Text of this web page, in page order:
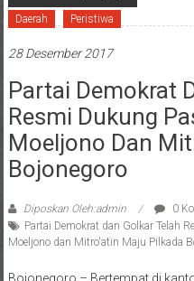
Daerah Peristiwa
28 Desember 2017
Partai Demokrat
Resmi Dukung
Moeljono Dan
Bojonegoro
Diposkan Oleh:admin
0
Partai Demokrat dan Golkar Telah
Moeljono dan Mitro'atin Maju Pilkada